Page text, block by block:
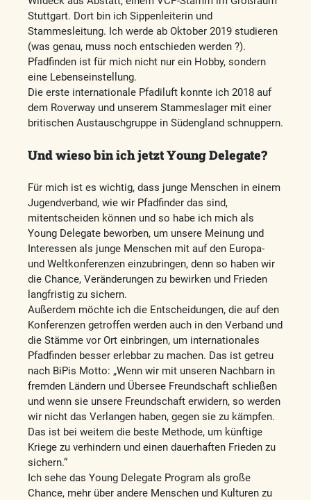
Stuttgart. Dort bin ich Sippenleiterin und
Stammesleitung. Ich werde ab Oktober 2019 studieren
(was genau, muss noch entschieden werden ?).
Pfadfinden ist für mich nicht nur ein Hobby, sondern
eine Lebenseinstellung.
Die erste internationale Pfadiluft konnte ich 2018 auf
dem Roverway und unserem Stammeslager mit einer
britischen Austauschgruppe in Südengland schnuppern.
Und wieso bin ich jetzt Young Delegate?
Für mich ist es wichtig, dass junge Menschen in einem
Jugendverband, wie wir Pfadfinder das sind,
mitentscheiden können und so habe ich mich als
Young Delegate beworben, um unsere Meinung und
Interessen als junge Menschen mit auf den Europa-
und Weltkonferenzen einzubringen, denn so haben wir
die Chance, Veränderungen zu bewirken und Frieden
langfristig zu sichern.
Außerdem möchte ich die Entscheidungen, die auf den
Konferenzen getroffen werden auch in den Verband und
die Stämme vor Ort einbringen, um internationales
Pfadfinden besser erlebbar zu machen. Das ist getreu
nach BiPis Motto: „Wenn wir mit unseren Nachbarn in
fremden Ländern und Übersee Freundschaft schließen
und wenn sie unsere Freundschaft erwidern, so werden
wir nicht das Verlangen haben, gegen sie zu kämpfen.
Das ist bei weitem die beste Methode, um künftige
Kriege zu verhindern und einen dauerhaften Frieden zu
sichern.“
Ich sehe das Young Delegate Program als große
Chance, mehr über andere Menschen und Kulturen zu